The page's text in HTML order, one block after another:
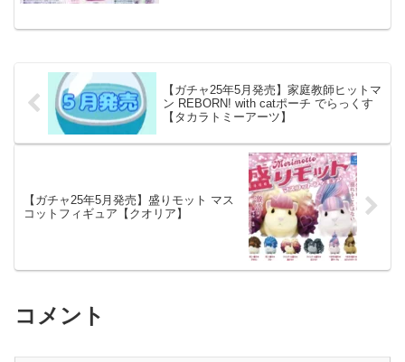
【ガチャ25年5月発売】家庭教師ヒットマ
ン REBORN! with catポーチ でらっくす
【タカラトミーアーツ】
【ガチャ25年5月発売】盛りモット マス
コットフィギュア【クオリア】
コメント